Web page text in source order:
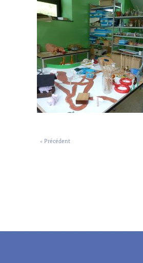
« Précédent